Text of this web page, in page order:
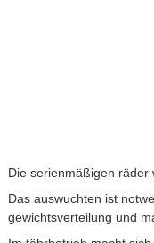
Die serienmäßigen räder
Das auswuchten ist
gewichtsverteilung und